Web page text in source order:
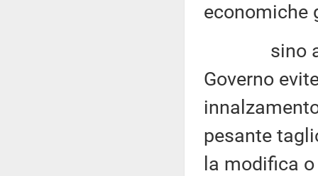
economiche
sino ad
Governo
pesante
la modifica